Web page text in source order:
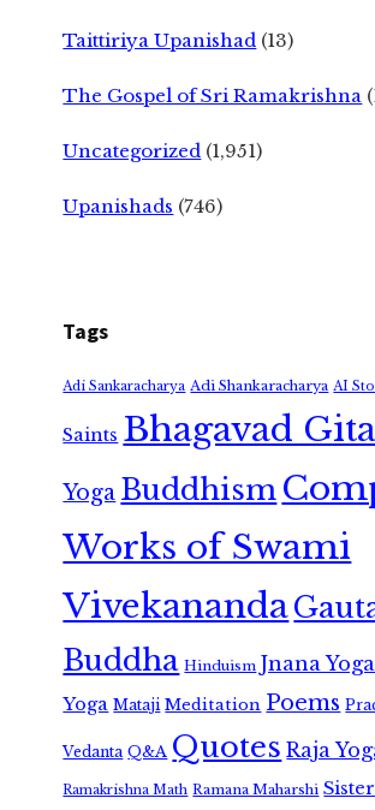
Taittiriya Upanishad (13)
The Gospel of Sri Ramakrishna
Uncategorized (1,951)
Upanishads (746)
Tags
Adi Sankaracharya Adi Shankaracharya AI
Saints Bhagavad Gita
Yoga Buddhism
Works of Swami
Vivekananda
Buddha Hinduism Jnana Yoga
Yoga Mataji Meditation Poems
Vedanta Q&A Quotes Raja
Ramakrishna Math Ramana Maharshi